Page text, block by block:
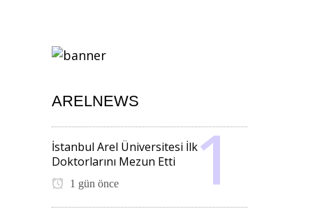
ARELNEWS
İstanbul Arel Üniversitesi İlk
Doktorlarını Mezun Etti
1 gün önce